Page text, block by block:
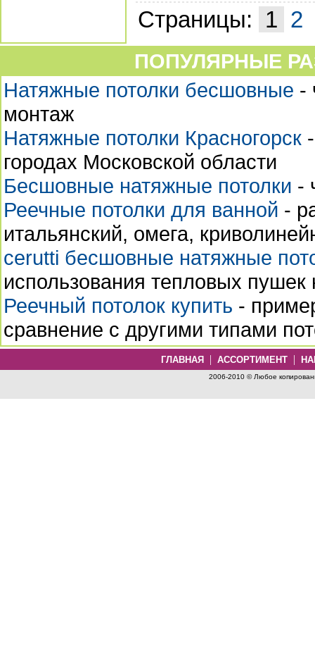
Страницы: 1 2
ПОПУЛЯРНЫЕ
Натяжные потолки бесшовные -
монтаж
Натяжные потолки Красногорск
городах Московской области
Бесшовные натяжные потолки -
Реечные потолки для ванной -
итальянский, омега,
cerutti бесшовные натяжные
использования тепловых пушек
Реечный потолок купить -
сравнение с другими типами
ГЛАВНАЯ | АССОРТИМЕНТ |
2006-2010 © Любое